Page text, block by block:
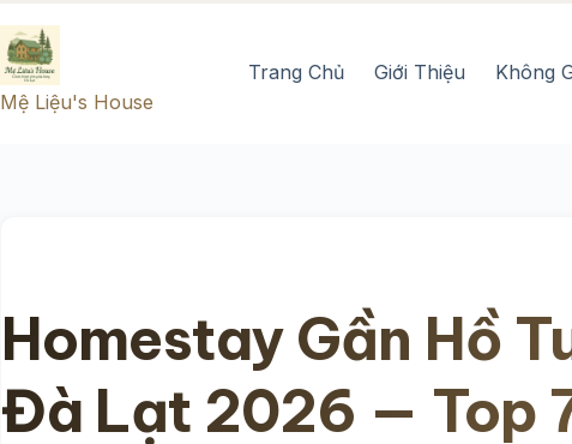
đến
phần
nội
Mệ Liệu's House
Trang Chủ Giới Thiệu Không
Homestay Gần Hồ
Đà Lạt 2026 — Top